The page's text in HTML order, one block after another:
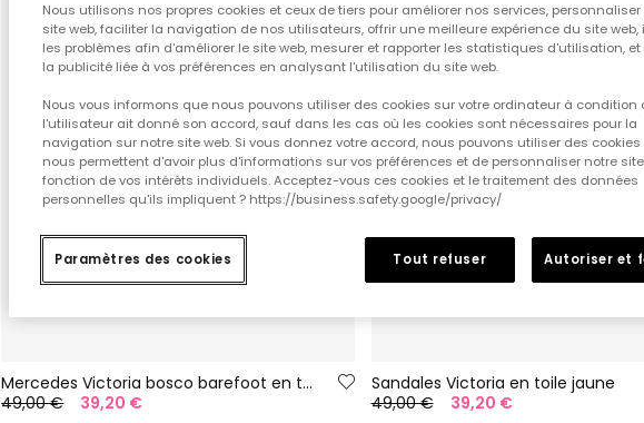
Mercedes Victoria bosco barefoot en toile couleur glace
49,00 €
39,20 €
Sandales Victoria en toile jaune
49,00 €
39,20 €
Nous utilisons nos propres cookies et ceux de tiers pour améliorer nos services,
site web, faciliter la navigation de nos utilisateurs, offrir une meilleure expérience du site web,
les problèmes afin d'améliorer le site web, mesurer et rapporter les statistiques d'utilisation,
la publicité liée à vos préférences en analysant l'utilisation du site web.
Nous vous informons que nous pouvons utiliser des cookies sur votre ordinateur à condition
l'utilisateur ait donné son accord, sauf dans les cas où les cookies sont nécessaires pour la
navigation sur notre site web. Si vous donnez votre accord, nous pouvons utiliser des cookies
nous permettent d'avoir plus d'informations sur vos préférences et de personnaliser notre
fonction de vos intérêts individuels. Acceptez-vous ces cookies et le traitement des données
personnelles qu'ils impliquent ? https://business.safety.google/privacy/
Paramètres des cookies Tout refuser Autoriser et